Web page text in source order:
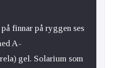
finnar på ryggen ses
A-
gel. Solarium som